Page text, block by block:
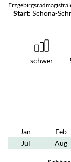
Start: Schöna-
schwer
Jan Feb
Jul
Aug